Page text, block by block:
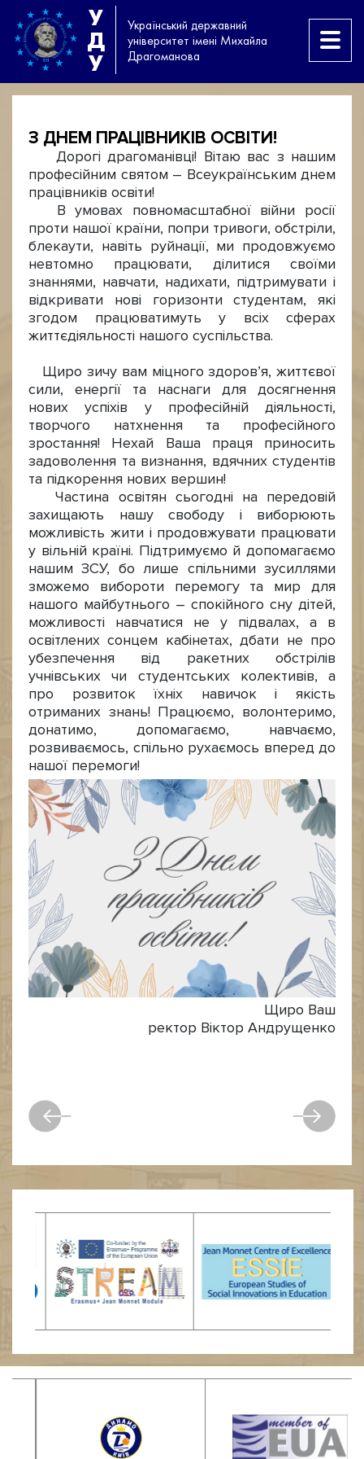
У
Д
У
Український державний
університет імені Михайла
Драгоманова
З ДНЕМ ПРАЦІВНИКІВ ОСВІТИ!
Дорогі драгоманівці! Вітаю вас з нашим
професійним святом – Всеукраїнським днем
працівників освіти!
В умовах повномасштабної війни росії
проти нашої країни, попри тривоги, обстріли,
блекаути, навіть руйнації, ми продовжуємо
невтомно працювати, ділитися своїми
знаннями, навчати, надихати, підтримувати і
відкривати нові горизонти студентам, які
згодом працюватимуть у всіх сферах
життєдіяльності нашого суспільства.
Щиро зичу вам міцного здоров’я, життєвої
сили, енергії та наснаги для досягнення
нових успіхів у професійній діяльності,
творчого натхнення та професійного
зростання! Нехай Ваша праця приносить
задоволення та визнання, вдячних студентів
та підкорення нових вершин!
Частина освітян сьогодні на передовій
захищають нашу свободу і виборюють
можливість жити і продовжувати працювати
у вільній країні. Підтримуємо й допомагаємо
нашим ЗСУ, бо лише спільними зусиллями
зможемо вибороти перемогу та мир для
нашого майбутнього – спокійного сну дітей,
можливості навчатися не у підвалах, а в
освітлених сонцем кабінетах, дбати не про
убезпечення від ракетних обстрілів
учнівських чи студентських колективів, а
про розвиток їхніх навичок і якість
отриманих знань! Працюємо, волонтеримо,
донатимо, допомагаємо, навчаємо,
розвиваємось, спільно рухаємось вперед до
нашої перемоги!
Щиро Ваш
ректор Віктор Андрущенко